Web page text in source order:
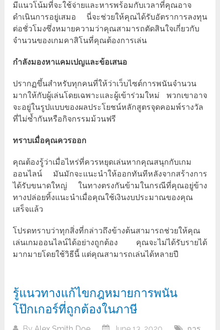
มีแนวโน้มที่จะใช้จ่ายและหารพร้อมกับเวลาที่คุณอาจ
ดำเนินการอยู่เสมอ นี่จะช่วยให้คุณได้รับอัตราการลงทุน
ต่อชั่วโมงซึ่งหมายความว่าคุณสามารถตัดสินใจเกี่ยวกับ
จำนวนของเกมคาสิโนที่คุณต้องการเล่น
กำลังมองหาแคมเปญและข้อเสนอ
ปรากฏขึ้นสำหรับทุกคนที่ให้ว่าเว็บไซต์การพนันจำนวน
มากให้กับผู้เล่นโดยเฉพาะและผู้เข้าร่วมใหม่ พวกเขาอาจ
จะอยู่ในรูปแบบของผลประโยชน์หลักสูตรจุดคอมพ์รางวัล
ที่ไม่ซ้ำกันหรือกิจกรรมม้วนฟรี
ทราบเมื่อคุณควรออก
คุณต้องรู้ว่าเมื่อไหร่ที่ควรหยุดเล่นหากคุณสนุกกับเกม
ออนไลน์ มันมักจะแนะนำให้ออกทันทีหลังจากสร้างการ
ได้รับขนาดใหญ่ ในทางตรงกันข้ามในกรณีที่คุณอยู่ข้าง
ทางปล่อยทิ้งแนะนำเมื่อคุณใช้เงินงบประมาณของคุณ
เสร็จแล้ว
โปรดทราบว่าทุกสิ่งที่กล่าวถึงข้างต้นสามารถช่วยให้คุณ
เล่นเกมออนไลน์ได้อย่างถูกต้อง คุณจะไม่ได้รับรายได้
มากมายโดยใช้วิธีนี้ แต่คุณสามารถเล่นได้หลายปี
รู้แนวทางแก้ไขกฎหมายการพนัน
โป๊กเกอร์ที่ถูกต้องในภาษี